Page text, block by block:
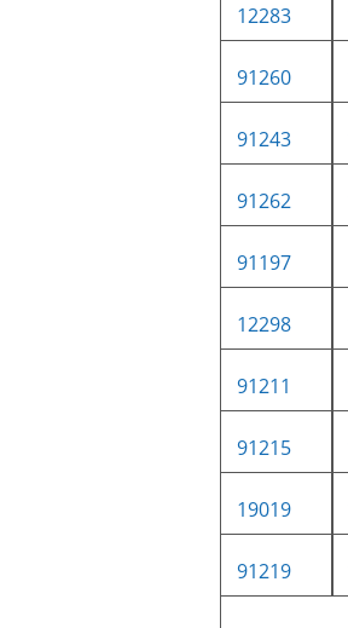
12283
91260
91243
91262
91197
12298
91211
91215
19019
91219